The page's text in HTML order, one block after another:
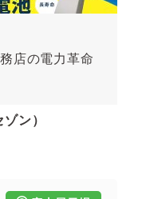
店の電力革命
ン）